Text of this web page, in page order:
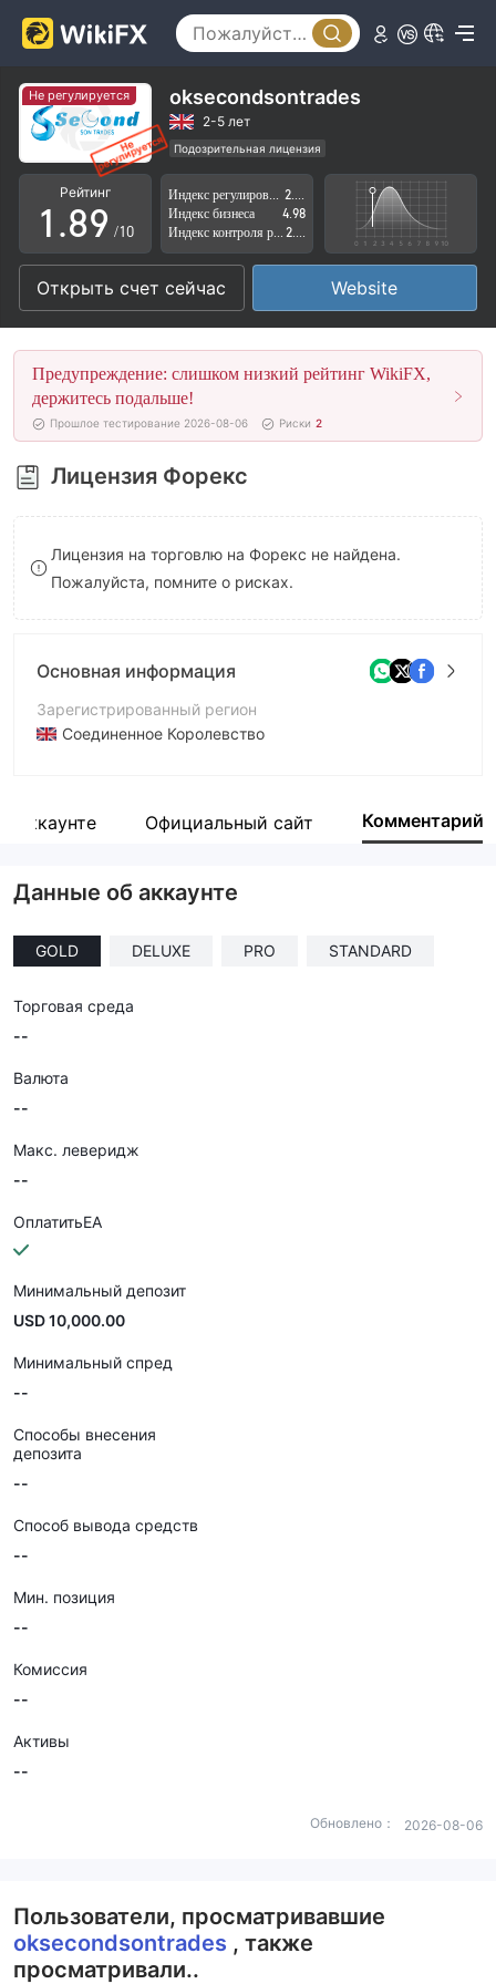
Не регулируется oksecondsontrades
2-5 лет
Подозрительная лицензия
Регион деятельности подозрителен
Высокие потенциальные риски
Рейтинг
0
1
2
3
4
5
6
7
8
9
.
4
5
6
7
8
9
5
6
7
8
9 /10
Индекс бизнеса
4.98
Открыть счет сейчас Website
Предупреждение: слишком низкий рейтинг WikiFX,
держитесь подальше!
Прошлое тестирование 2026-08-06 Риски 2
Лицензия Форекс
Лицензия на торговлю на Форекс не найдена.
Пожалуйста, помните о рисках.
Основная информация
Зарегистрированный регион
Соединенное Королевство
Компания
аккаунте Официальный сайт Комментарий
Данные об аккаунте
GOLD DELUXE PRO STANDARD
Торговая среда
--
Валюта
--
Макс. леверидж
--
ОплатитьEA
Минимальный депозит
USD 10,000.00
Минимальный спред
--
Способы внесения
депозита
--
Способ вывода средств
--
Мин. позиция
--
Комиссия
--
Активы
--
Обновлено： 2026-08-06
Пользователи, просматривавшие
oksecondsontrades , также
просматривали..